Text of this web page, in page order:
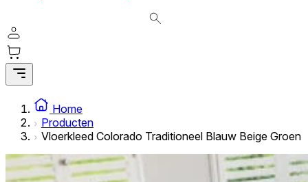
Home
Producten
Vloerkleed Colorado Traditioneel Blauw Beige Groen
interessant zijn voor de individuele gebruiker en
Niet-geclassificeerde cookies zijn cookies die in het